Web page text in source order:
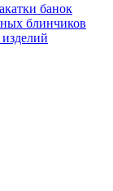
банок
блинчиков